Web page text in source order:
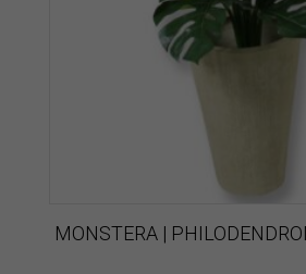
MONSTERA |